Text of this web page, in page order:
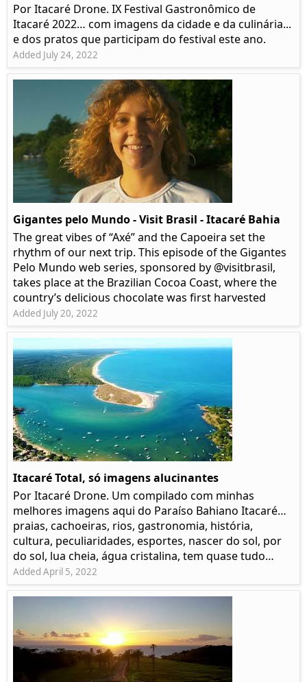
Por Itacaré Drone. IX Festival Gastronômico de
Itacaré 2022… com imagens da cidade e da culinária...
e dos pratos que participam do festival este ano.
Added July 24, 2022
Gigantes pelo Mundo - Visit Brasil - Itacaré Bahia
The great vibes of “Axé” and the Capoeira set the
rhythm of our next trip. This episode of the Gigantes
Pelo Mundo web series, sponsored by @visitbrasil,
takes place at the Brazilian Cocoa Coast, where the
country’s delicious chocolate was first harvested
Added July 20, 2022
Itacaré Total, só imagens alucinantes
Por Itacaré Drone. Um compilado com minhas
melhores imagens aqui do Paraíso Bahiano Itacaré…
praias, cachoeiras, rios, gastronomia, história,
cultura, peculiaridades, esportes, nascer do sol, por
do sol, lua cheia, água cristalina, tem quase tudo…
Added April 5, 2022